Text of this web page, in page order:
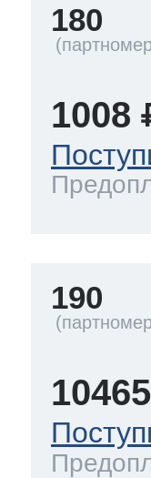
180
1008
190
10465